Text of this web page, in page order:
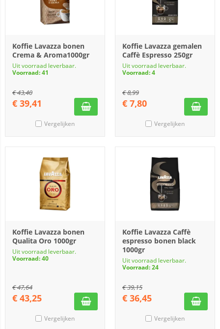
Koffie Lavazza bonen
Crema & Aroma1000gr
Uit voorraad leverbaar.
Voorraad: 41
€43,40
€ 39,41
Vergelijken
Koffie Lavazza gemalen
Caffè Espresso 250gr
Uit voorraad leverbaar.
Voorraad: 4
€8,99
€ 7,80
Vergelijken
Koffie Lavazza bonen
Qualita Oro 1000gr
Uit voorraad leverbaar.
Voorraad: 40
€47,64
€ 43,25
Vergelijken
Koffie Lavazza Caffè
espresso bonen black
1000gr
Uit voorraad leverbaar.
Voorraad: 24
€39,15
€ 36,45
Vergelijken